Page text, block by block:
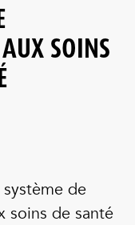
SOINS
de
soins de santé